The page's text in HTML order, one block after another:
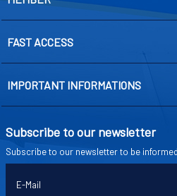
FAST ACCESS
IMPORTANT INFORMATIONS
Subscribe to our newsletter
Subscribe to our newsletter to be